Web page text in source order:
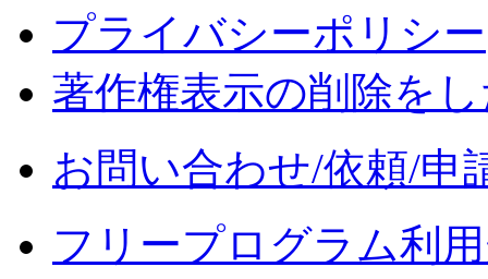
プライバシーポリシー
著作権表示の削除を
お問い合わせ/依頼/申
フリープログラム利